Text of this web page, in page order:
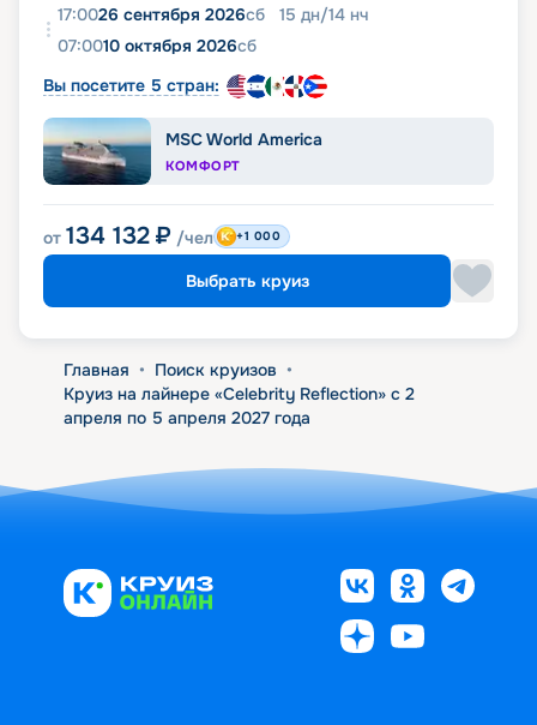
17:0026 сентября 2026сб 15 дн/14 нч
07:0010 октября 2026сб
Вы посетите 5 стран:
MSC World America
КОМФОРТ
от 134 132 ₽ /чел +1 000
Выбрать круиз
Главная • Поиск круизов •
Круиз на лайнере «Celebrity Reflection» с 2
апреля по 5 апреля 2027 года